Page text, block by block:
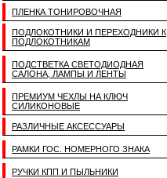
ПЛЕНКА ТОНИРОВОЧНАЯ
ПОДЛОКОТНИКИ И ПЕРЕХОДНИКИ К
ПОДЛОКОТНИКАМ
ПОДСТВЕТКА СВЕТОДИОДНАЯ
САЛОНА, ЛАМПЫ И ЛЕНТЫ
ПРЕМИУМ ЧЕХЛЫ НА КЛЮЧ
СИЛИКОНОВЫЕ
РАЗЛИЧНЫЕ АКСЕССУАРЫ
РАМКИ ГОС. НОМЕРНОГО ЗНАКА
РУЧКИ КПП И ПЫЛЬНИКИ